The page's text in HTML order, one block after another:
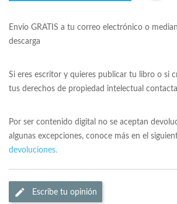
Envío GRATIS a tu correo electrónico o
descarga
Si eres escritor y quieres publicar tu libro o si
tus derechos de propiedad intelectual
Por ser contenido digital no se aceptan
algunas excepciones, conoce más en el
devoluciones.
Escribe tu opinión